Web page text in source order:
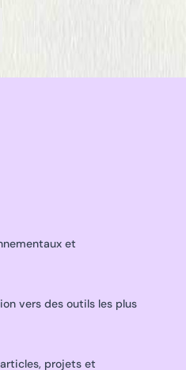
et
vers des outils les plus
projets et